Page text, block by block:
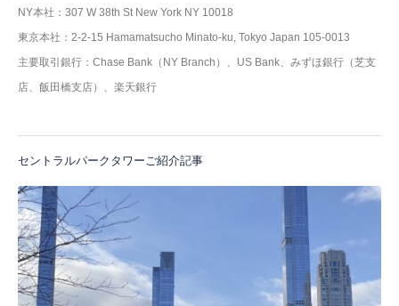
NY本社：307 W 38th St New York NY 10018
東京本社：2-2-15 Hamamatsucho Minato-ku, Tokyo Japan 105-0013
主要取引銀行：Chase Bank（NY Branch）、US Bank、みずほ銀行（芝支
店、飯田橋支店）、楽天銀行
セントラルパークタワーご紹介記事